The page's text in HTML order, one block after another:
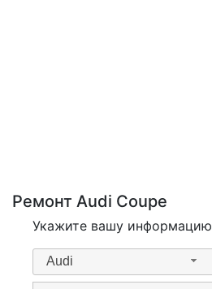
Ремонт Audi Coupe
Укажите вашу информацию
Audi